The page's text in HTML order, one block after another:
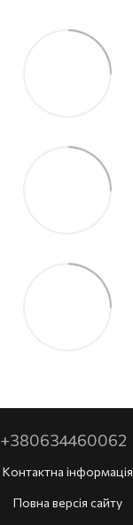
+380634460062
Контактна інформація
Повна версія сайту